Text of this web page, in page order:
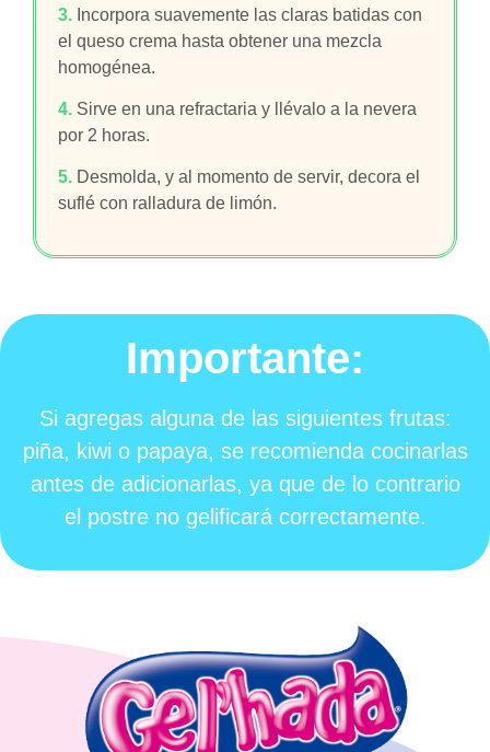
3. Incorpora suavemente las claras batidas con
el queso crema hasta obtener una mezcla
homogénea.
4. Sirve en una refractaria y llévalo a la nevera
por 2 horas.
5. Desmolda, y al momento de servir, decora el
suflé con ralladura de limón.
Importante:
Si agregas alguna de las siguientes frutas:
piña, kiwi o papaya, se recomienda cocinarlas
antes de adicionarlas, ya que de lo contrario
el postre no gelificará correctamente.